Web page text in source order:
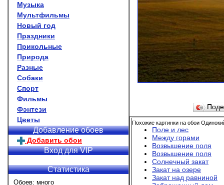
Музыка
Мультфильмы
Новый год
Праздники
Прикольные
Природа
Разные
Собаки
Спорт
Фильмы
Фэнтези
Цветы
Добавление обоев
Добавить обои
Вход для VIP
Статистика
Обоев: много
Похожие картинки на обои
Поле и лес
Между горами
Возвышение поля
Возвышение поля
Солнечный закат
Закат на озере
Закат над равниной